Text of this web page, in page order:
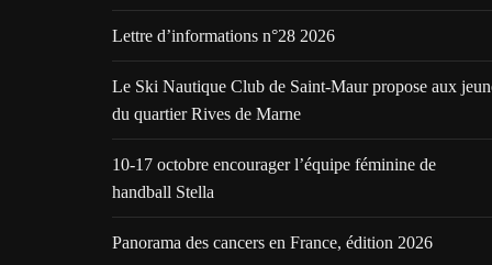
Lettre d’informations n°28 2026
Le Ski Nautique Club de Saint-Maur propose aux
du quartier Rives de Marne
10-17 octobre encourager l’équipe féminine de
handball Stella
Panorama des cancers en France, édition 2026